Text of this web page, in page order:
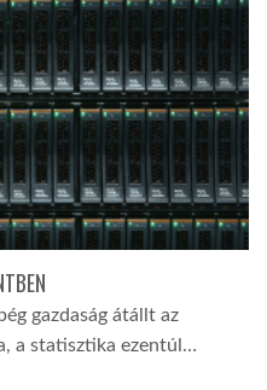
gazdaság átállt az
a statisztika ezentúl…